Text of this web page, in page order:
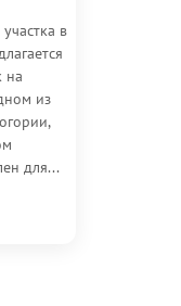
в
на
из
для...